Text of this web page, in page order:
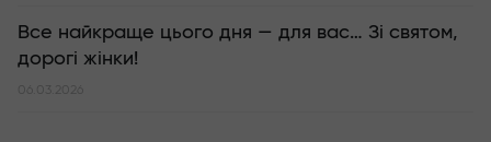
Все найкраще цього дня — для вас… Зі святом,
дорогі жінки!
06.03.2026